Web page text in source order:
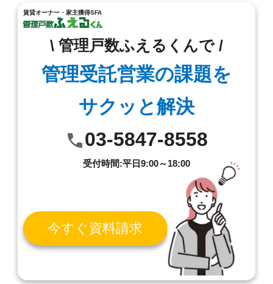
賃貸オーナー・家主獲得SFA
\ 管理戸数ふえるくんで /
管理受託営業の課題を
サクッと解決
03-5847-8558
受付時間:平日9:00～18:00
今すぐ資料請求